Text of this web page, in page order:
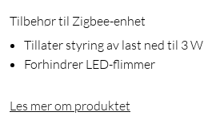
Tilbehør til Zigbee-enhet
Tillater styring av last ned til 3 W
Forhindrer LED-flimmer
Les mer om produktet